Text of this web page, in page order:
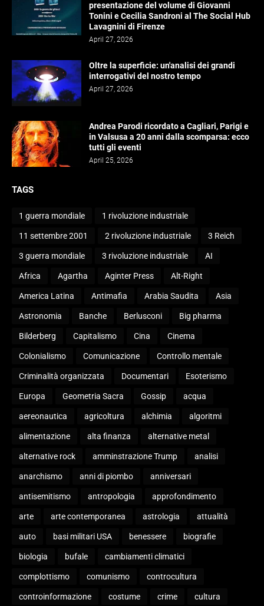
presentazione del volume di Giovanni
Tonini e Cecilia Sandroni al The Social Hub
Lavagnini di Firenze
April 27, 2026
Oltre la superficie: un'analisi dei grandi
interrogativi del nostro tempo
April 27, 2026
Andrea Parodi ricordato a Cagliari, Parigi e
in Valsusa a 20 anni dalla scomparsa: ecco
tutti gli eventi
April 25, 2026
TAGS
1 guerra mondiale 1 rivoluzione industriale
11 settembre 2001 2 rivoluzione industriale 3 Reich
3 guerra mondiale 3 rivoluzione industriale AI
Africa Agartha Aginter Press Alt-Right
America Latina Antimafia Arabia Saudita Asia
Astronomia Banche Berlusconi Big pharma
Bilderberg Capitalismo Cina Cinema
Colonialismo Comunicazione Controllo mentale
Criminalità organizzata Documentari Esoterismo
Europa Geometria Sacra Gossip acqua
aereonautica agricoltura alchimia algoritmi
alimentazione alta finanza alternative metal
alternative rock amminstrazione Trump analisi
anarchismo anni di piombo anniversari
antisemitismo antropologia approfondimento
arte arte contemporanea astrologia attualità
auto basi militari USA benessere biografie
biologia bufale cambiamenti climatici
complottismo comunismo controcultura
controinformazione costume crime cultura